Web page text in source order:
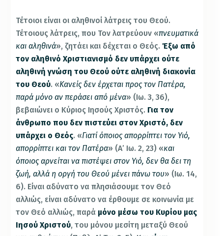
Τέτοιοι είναι oι αληθινοί λάτρεις του Θεού.
Τέτοιους λάτρεις, που Τον λατρεύουν «πνευματικά
και αληθινά», ζητάει και δέχεται ο Θεός. Έξω από
τον αληθινό Χριστιανισμό δεν υπάρχει ούτε
αληθινή γνώση του Θεού ούτε αληθινή διακονία
του Θεού. «Κανείς δεν έρχεται προς τον Πατέρα,
παρά μόνο αν περάσει από μένα» (Ιω. 3, 36),
βεβαιώνει ο Κύριος Ιησούς Χριστός. Για τον
άνθρωπο που δεν πιστεύει στον Χριστό, δεν
υπάρχει ο Θεός. «Γιατί όποιος απορρίπτει τον Υιό,
απορρίπτει και τον Πατέρα» (Α’ Ιω. 2, 23) «και
όποιος αρνείται να πιστέψει στον Υιό, δεν θα δει τη
ζωή, αλλά η οργή του Θεού μένει πάνω του» (Ιω. 14,
6). Είναι αδύνατο να πλησιάσουμε τον Θεό
αλλιώς, είναι αδύνατο να έρθουμε σε κοινωνία με
τον Θεό αλλιώς, παρά μόνο μέσω του Κυρίου μας
Ιησού Χριστού, του μόνου μεσίτη μεταξύ Θεού